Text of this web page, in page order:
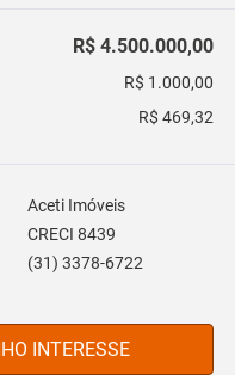
R$ 4.500.000,00
R$ 1.000,00
R$ 469,32
Aceti Imóveis
CRECI 8439
(31) 3378-6722
TENHO INTERESSE